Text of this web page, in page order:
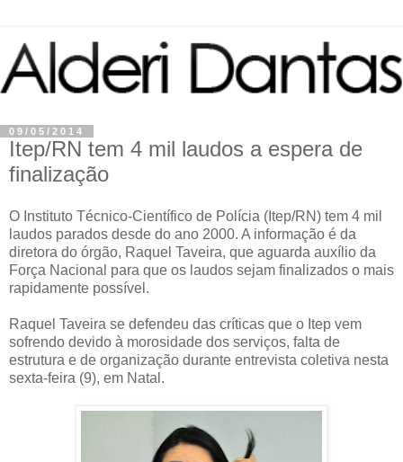
09/05/2014
Itep/RN tem 4 mil laudos a espera de
finalização
O Instituto Técnico-Científico de Polícia (Itep/RN) tem 4 mil
laudos parados desde do ano 2000. A informação é da
diretora do órgão, Raquel Taveira, que aguarda auxílio da
Força Nacional para que os laudos sejam finalizados o mais
rapidamente possível.
Raquel Taveira se defendeu das críticas que o Itep vem
sofrendo devido à morosidade dos serviços, falta de
estrutura e de organização durante entrevista coletiva nesta
sexta-feira (9), em Natal.